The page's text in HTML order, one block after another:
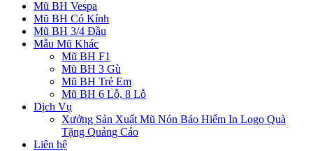
Mũ BH Vespa
Mũ BH Có Kính
Mũ BH 3/4 Đầu
Mẫu Mũ Khác
Mũ BH F1
Mũ BH 3 Gù
Mũ BH Trẻ Em
Mũ BH 6 Lỗ, 8 Lỗ
Dịch Vụ
Xưởng Sản Xuất Mũ Nón Bảo Hiểm In Logo Quà
Tặng Quảng Cáo
Liên hệ